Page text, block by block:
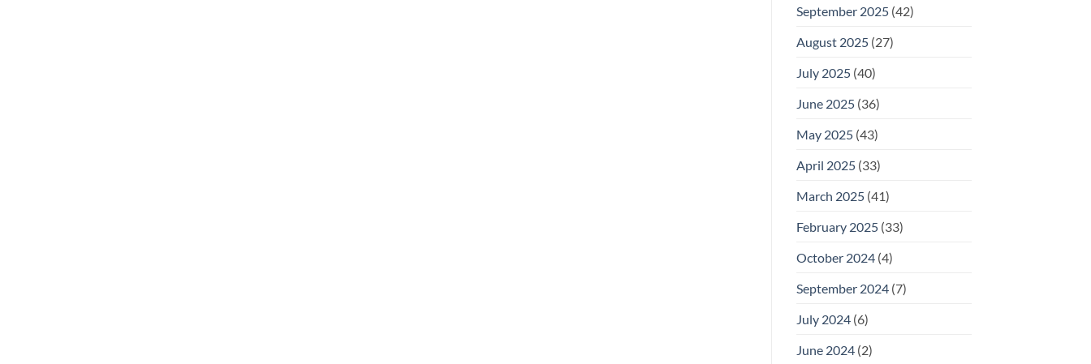
September 2025(42)
August 2025(27)
July 2025(40)
June 2025(36)
May 2025(43)
April 2025(33)
March 2025(41)
February 2025(33)
October 2024(4)
September 2024(7)
July 2024(6)
June 2024(2)